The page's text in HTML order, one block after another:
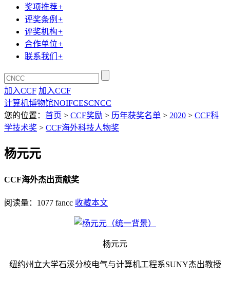
奖项推荐+
评奖条例 +
评奖机构+
合作单位+
联系我们 +
加入CCF 加入CCF
计算机博物馆NOIFCESCNCC
您的位置： 首页 > CCF奖励 > 历年获奖名单 > 2020 > CCF科
学技术奖 > CCF海外科技人物奖
杨元元
CCF海外杰出贡献奖
阅读量： 1077 fancc 收藏本文
杨元元
纽约州立大学石溪分校电气与计算机工程系SUNY杰出教授